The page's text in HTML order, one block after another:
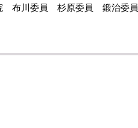
布川委員 杉原委員 鍛治委員